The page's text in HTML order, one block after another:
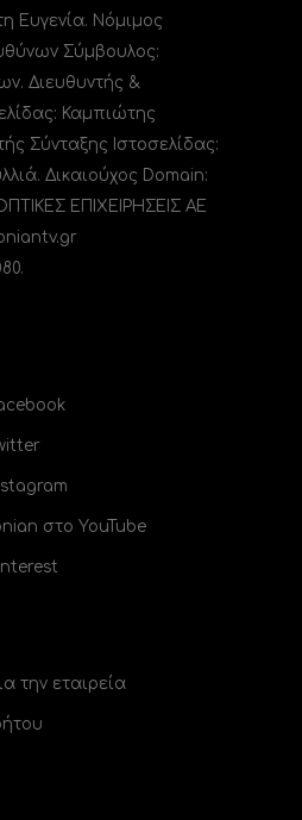
Ευγενία. Νόμιμος
Σύμβουλος:
Διευθυντής &
Καμπιώτης
Σύνταξης Ιστοσελίδας:
Δικαιούχος Domain:
ΕΠΙΧΕΙΡΗΣΕΙΣ ΑΕ
στο YouTube
την εταιρεία